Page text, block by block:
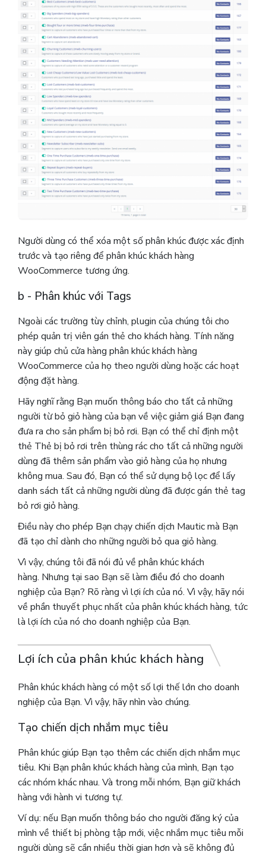
Người dùng có thể xóa một số phân khúc được xác định
trước và tạo riêng để phân khúc khách hàng
WooCommerce tương ứng.
b - Phân khúc với Tags
Ngoài các trường tùy chỉnh, plugin của chúng tôi cho
phép quản trị viên gán thẻ cho khách hàng. Tính năng
này giúp chủ cửa hàng phân khúc khách hàng
WooCommerce của họ theo người dùng hoặc các hoạt
động đặt hàng.
Hãy nghĩ rằng Bạn muốn thông báo cho tất cả những
người từ bỏ giỏ hàng của bạn về việc giảm giá Bạn đang
đưa ra cho sản phẩm bị bỏ rơi. Bạn có thể chỉ định một
thẻ Thẻ bị bỏ rơi trên thùng rác cho tất cả những người
dùng đã thêm sản phẩm vào giỏ hàng của họ nhưng
không mua. Sau đó, Bạn có thể sử dụng bộ lọc để lấy
danh sách tất cả những người dùng đã được gán thẻ tag
bỏ rơi giỏ hàng.
Điều này cho phép Bạn chạy chiến dịch Mautic mà Bạn
đã tạo chỉ dành cho những người bỏ qua giỏ hàng.
Vì vậy, chúng tôi đã nói đủ về phân khúc khách
hàng. Nhưng tại sao Bạn sẽ làm điều đó cho doanh
nghiệp của Bạn? Rõ ràng vì lợi ích của nó. Vì vậy, hãy nói
về phần thuyết phục nhất của phân khúc khách hàng, tức
là lợi ích của nó cho doanh nghiệp của Bạn.
Lợi ích của phân khúc khách hàng
Phân khúc khách hàng có một số lợi thế lớn cho doanh
nghiệp của Bạn.Vì vậy, hãy nhìn vào chúng.
Tạo chiến dịch nhắm mục tiêu
Phân khúc giúp Bạn tạo thêm các chiến dịch nhắm mục
tiêu. Khi Bạn phân khúc khách hàng của mình, Bạn tạo
các nhóm khác nhau. Và trong mỗi nhóm, Bạn giữ khách
hàng với hành vi tương tự.
Ví dụ: nếu Bạn muốn thông báo cho người đăng ký của
mình về thiết bị phòng tập mới, việc nhắm mục tiêu mỗi
người dùng sẽ cần nhiều thời gian hơn và sẽ không đủ